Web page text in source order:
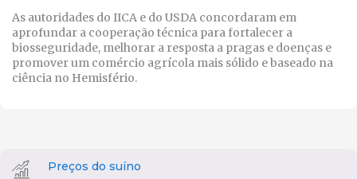
As autoridades do IICA e do USDA concordaram em
aprofundar a cooperação técnica para fortalecer a
biosseguridade, melhorar a resposta a pragas e doenças e
promover um comércio agrícola mais sólido e baseado na
ciência no Hemisfério.
Preços do suíno